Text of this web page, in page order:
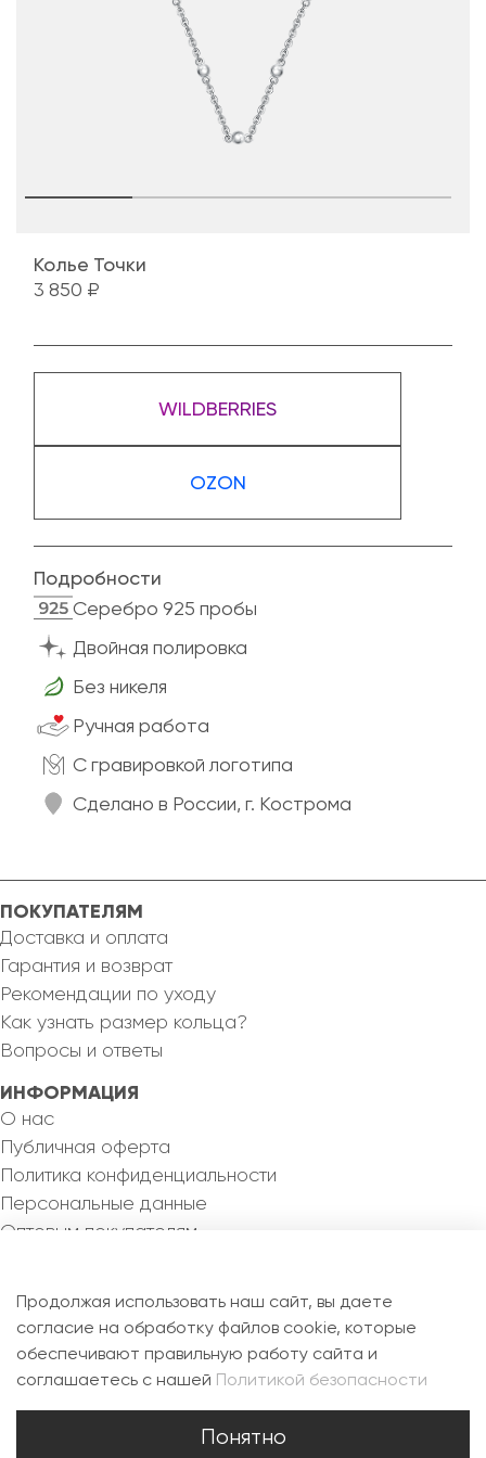
Колье Точки
3 850 ₽
WILDBERRIES
OZON
Подробности
Cеребро 925 пробы
Двойная полировка
Без никеля
Ручная работа
C гравировкой логотипа
Сделано в России, г. Кострома
ПОКУПАТЕЛЯМ
Доставка и оплата
Гарантия и возврат
Рекомендации по уходу
Как узнать размер кольца?
Вопросы и ответы
ИНФОРМАЦИЯ
О нас
Публичная оферта
Политика конфиденциальности
Персональные данные
Оптовым покупателям
8 993 355 82 46
silvermejewel@yandex.ru
РФ, 115088, г. Москва, ул. Новоостаповская, д.6Б,
офис 1.7
Продолжая использовать наш сайт, вы даете
согласие на обработку файлов cookie, которые
обеспечивают правильную работу сайта и
соглашаетесь с нашей Политикой безопасности
Понятно